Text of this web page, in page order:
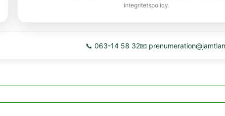
integritetspolicy.
📞 063-14 58 32📧